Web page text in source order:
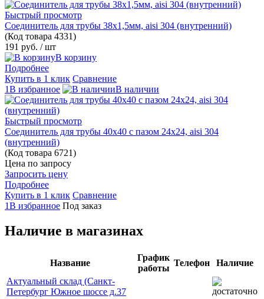
Быстрый просмотр
Соединитель для трубы 38х1,5мм, aisi 304 (внутренний)
(Код товара 4331)
191 руб. / шт
В корзину
Подробнее
Купить в 1 клик Сравнение
1В избранное
В наличии
Быстрый просмотр
Соединитель для трубы 40х40 с пазом 24х24, aisi 304
(внутренний)
(Код товара 6721)
Цена по запросу
Запросить цену
Подробнее
Купить в 1 клик Сравнение
1В избранное Под заказ
Наличие в магазинах
Название
График
работы
Телефон
Наличие
Актуальный склад (Санкт-
Петербург Южное шоссе д.37